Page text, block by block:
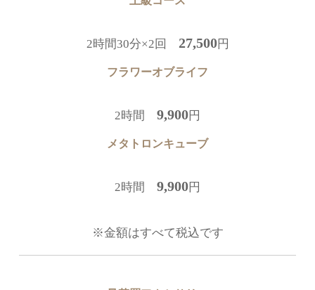
2時間30分×2回 27,500円
フラワーオブライフ
2時間 9,900円
メタトロンキューブ
2時間 9,900円
※金額はすべて税込です